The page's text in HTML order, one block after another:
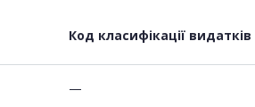
Код класифікації видатків
—